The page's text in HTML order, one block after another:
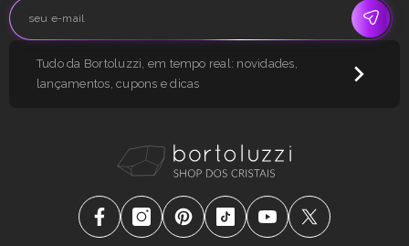
Tudo da Bortoluzzi, em tempo real: novidades,
lançamentos, cupons e dicas